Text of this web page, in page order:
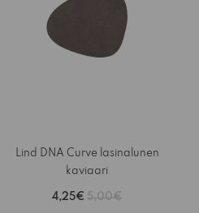
Lind DNA Curve lasinalunen
kaviaari
4,25€ 5,00€